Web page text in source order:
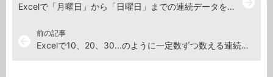
前の記事
Excelで10、20、30...のように一定数ずつ数える連続データを入力する方法
Excelで「月曜日」から「日曜日」までの連続データを簡単に入力する方法